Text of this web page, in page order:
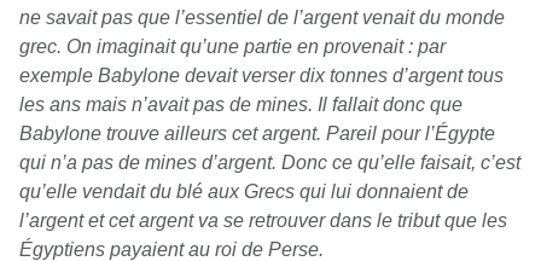
ne savait pas que l’essentiel de l’argent venait du monde
grec. On imaginait qu’une partie en provenait : par
exemple Babylone devait verser dix tonnes d’argent tous
les ans mais n’avait pas de mines. Il fallait donc que
Babylone trouve ailleurs cet argent. Pareil pour l’Égypte
qui n’a pas de mines d’argent. Donc ce qu’elle faisait, c’est
qu’elle vendait du blé aux Grecs qui lui donnaient de
l’argent et cet argent va se retrouver dans le tribut que les
Égyptiens payaient au roi de Perse.